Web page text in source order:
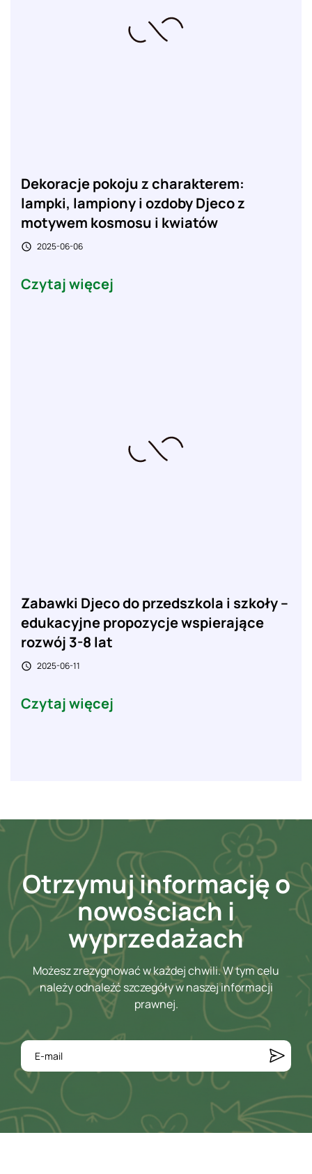
Dekoracje pokoju z charakterem:
lampki, lampiony i ozdoby Djeco z
motywem kosmosu i kwiatów
 2025-06-06
Czytaj więcej
Zabawki Djeco do przedszkola i szkoły –
edukacyjne propozycje wspierające
rozwój 3-8 lat
 2025-06-11
Czytaj więcej
Otrzymuj informację o
nowościach i
wyprzedażach
Możesz zrezygnować w każdej chwili. W tym celu
należy odnaleźć szczegóły w naszej informacji
prawnej.